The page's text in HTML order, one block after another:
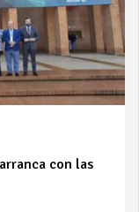
con las